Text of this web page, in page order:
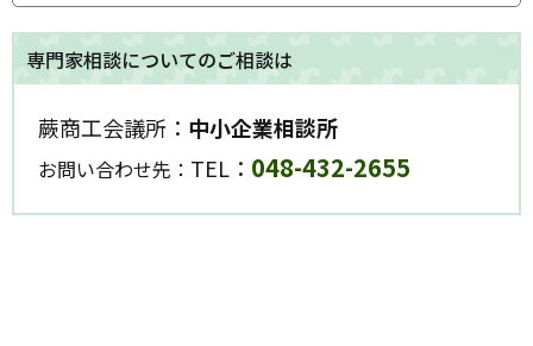
専門家相談についてのご相談は
蕨商工会議所： 中小企業相談所
お問い合わせ先： TEL： 048-432-2655